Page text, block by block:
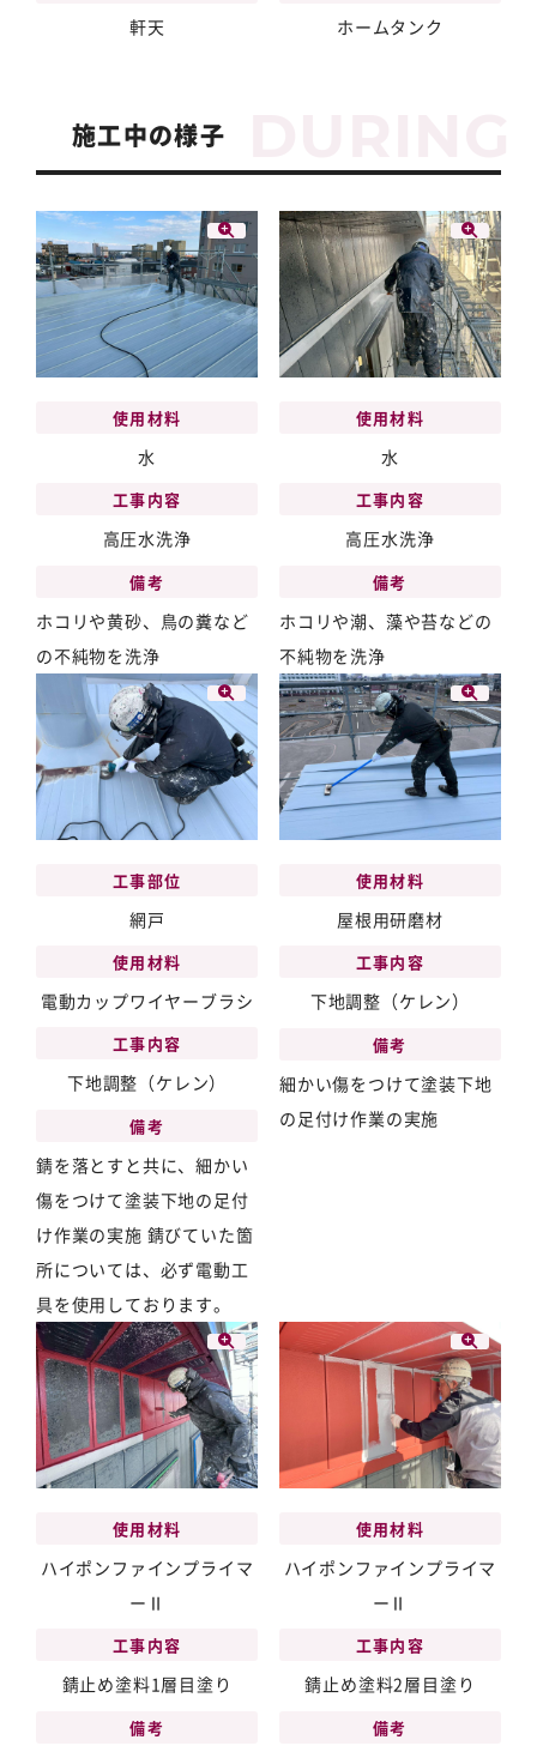
軒天 ホームタンク
施工中の様子
使用材料
水
工事内容
高圧水洗浄
備考
ホコリや黄砂、鳥の糞など
の不純物を洗浄
使用材料
水
工事内容
高圧水洗浄
備考
ホコリや潮、藻や苔などの
不純物を洗浄
工事部位
網戸
使用材料
電動カップワイヤーブラシ
工事内容
下地調整（ケレン）
備考
錆を落とすと共に、細かい
傷をつけて塗装下地の足付
け作業の実施 錆びていた箇
所については、必ず電動工
具を使用しております。
使用材料
屋根用研磨材
工事内容
下地調整（ケレン）
備考
細かい傷をつけて塗装下地
の足付け作業の実施
使用材料
ハイポンファインプライマ
ーⅡ
工事内容
錆止め塗料1層目塗り
備考
使用材料
ハイポンファインプライマ
ーⅡ
工事内容
錆止め塗料2層目塗り
備考